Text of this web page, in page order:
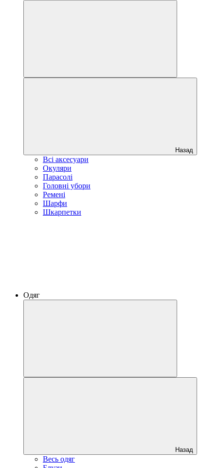
Назад
Всі аксесуари
Окуляри
Парасолі
Головні убори
Ремені
Шарфи
Шкарпетки
Одяг
Назад
Весь одяг